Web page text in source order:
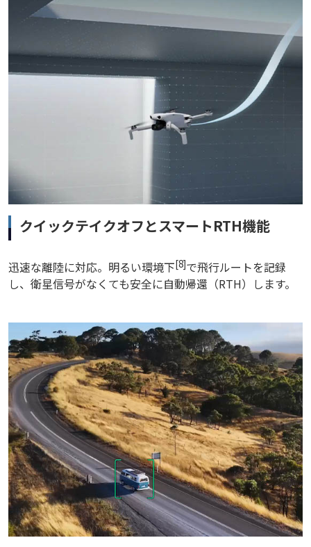
クイックテイクオフとスマートRTH機能
迅速な離陸に対応。明るい環境下[8]で飛行ルートを記録
し、衛星信号がなくても安全に自動帰還（RTH）します。